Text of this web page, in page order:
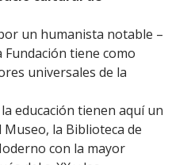
un humanista notable –
tiene como
universales de la
educación tienen aquí un
la Biblioteca de
con la mayor